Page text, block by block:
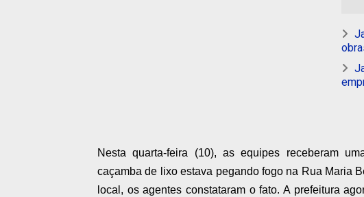
Nesta quarta-feira (10), as equipes receberam
caçamba de lixo estava pegando fogo na Rua Maria
local, os agentes constataram o fato. A prefeitura